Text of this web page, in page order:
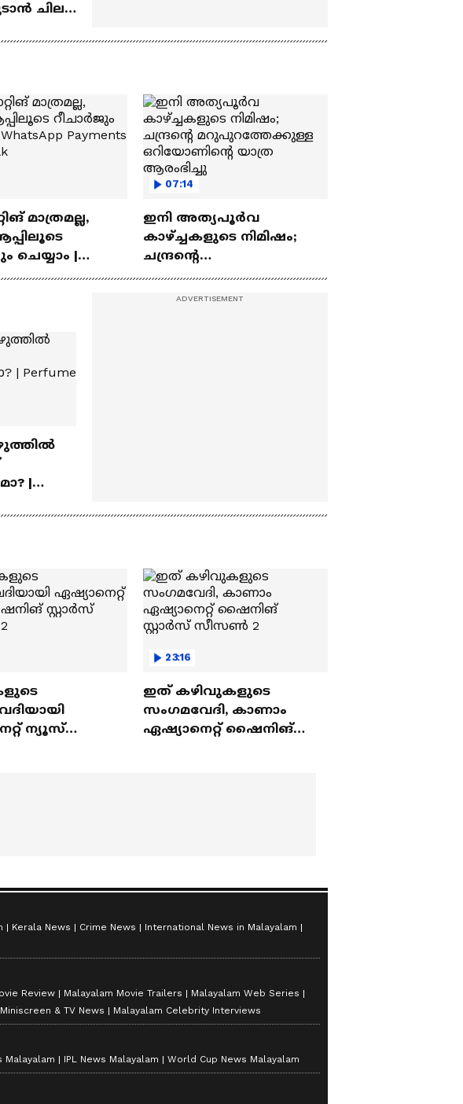
ചില
മാത്രമല്ല,
ചെയ്യാം |
07:14
ഇനി അത്യപൂര്‍വ
കാഴ്ച്ചകളുടെ നിമിഷം;
ചന്ദ്രന്റെ
|
ന്യൂസ്
23:16
ഇത് കഴിവുകളുടെ
സംഗമവേദി, കാണാം
ഏഷ്യാനെറ്റ് ഷൈനിങ്
Kerala News Crime News
International News in Malayalam
Review Malayalam Movie Trailers
Malayalam Web Series
& TV News Malayalam Celebrity Interviews
Malayalam IPL News Malayalam World Cup News Malayalam